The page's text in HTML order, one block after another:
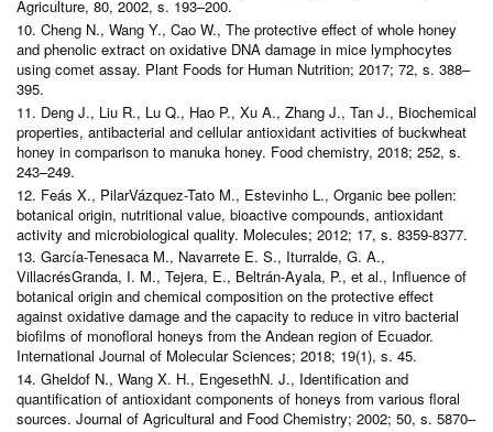
Agriculture, 80, 2002, s. 193–200.
10. Cheng N., Wang Y., Cao W., The protective effect of whole honey
and phenolic extract on oxidative DNA damage in mice lymphocytes
using comet assay. Plant Foods for Human Nutrition; 2017; 72, s. 388–
395.
11. Deng J., Liu R., Lu Q., Hao P., Xu A., Zhang J., Tan J., Biochemical
properties, antibacterial and cellular antioxidant activities of buckwheat
honey in comparison to manuka honey. Food chemistry, 2018; 252, s.
243–249.
12. Feás X., PilarVázquez-Tato M., Estevinho L., Organic bee pollen:
botanical origin, nutritional value, bioactive compounds, antioxidant
activity and microbiological quality. Molecules; 2012; 17, s. 8359-8377.
13. García-Tenesaca M., Navarrete E. S., Iturralde, G. A.,
VillacrésGranda, I. M., Tejera, E., Beltrán-Ayala, P., et al., Influence of
botanical origin and chemical composition on the protective effect
against oxidative damage and the capacity to reduce in vitro bacterial
biofilms of monofloral honeys from the Andean region of Ecuador.
International Journal of Molecular Sciences; 2018; 19(1), s. 45.
14. Gheldof N., Wang X. H., EngesethN. J., Identification and
quantification of antioxidant components of honeys from various floral
sources. Journal of Agricultural and Food Chemistry; 2002; 50, s. 5870–